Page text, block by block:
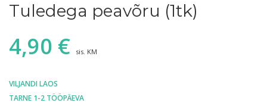
Tuledega peavõru (1tk)
4,90 € sis. KM
VILJANDI LAOS
TARNE 1-2 TÖÖPÄEVA